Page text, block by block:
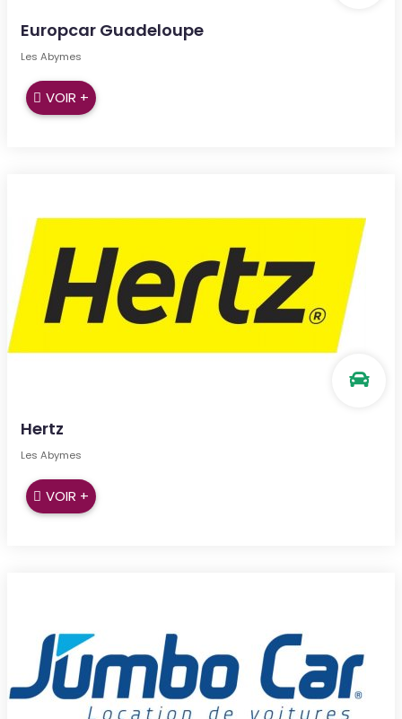
Europcar Guadeloupe
Les Abymes
VOIR +
Hertz
Les Abymes
VOIR +